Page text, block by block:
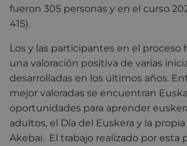
fueron 305 personas y en el curso
415).
Los y las participantes en el proceso
una valoración positiva de varias
desarrolladas en los últimos años.
mejor valoradas se encuentran
oportunidades para aprender
adultos, el Día del Euskera y la
Akebai. El trabajo realizado por esta